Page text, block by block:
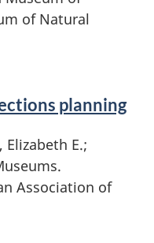
of Natural
planning
Elizabeth E.;
Association of